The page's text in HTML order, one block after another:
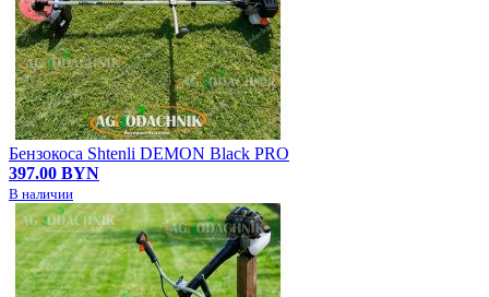
Бензокоса Shtenli DEMON Black PRO
397.00 BYN
В наличии